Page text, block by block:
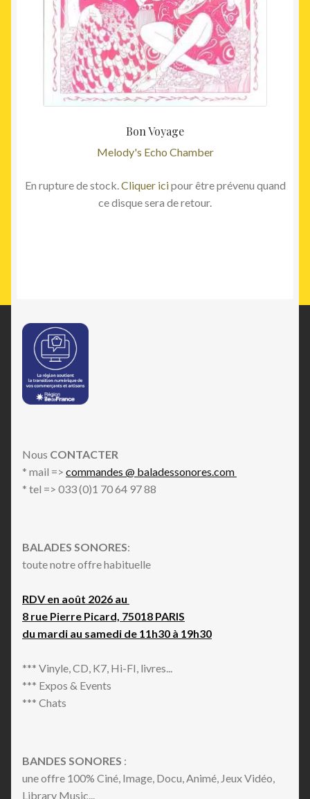
Bon Voyage
Melody's Echo Chamber
En rupture de stock.Cliquer icipour être prévenu quand
ce disque sera de retour.
Nous CONTACTER
* mail => commandes @ baladessonores.com
* tel => 033 (0)1 70 64 97 88
BALADES SONORES:
toute notre offre habituelle
RDV en août 2026 au
8 rue Pierre Picard, 75018 PARIS
du mardi au samedi de 11h30 à 19h30
*** Vinyle, CD, K7, Hi-FI, livres...
*** Expos & Events
*** Chats
BANDES SONORES :
une offre 100% Ciné, Image, Docu, Animé, Jeux Vidéo,
Library Music...